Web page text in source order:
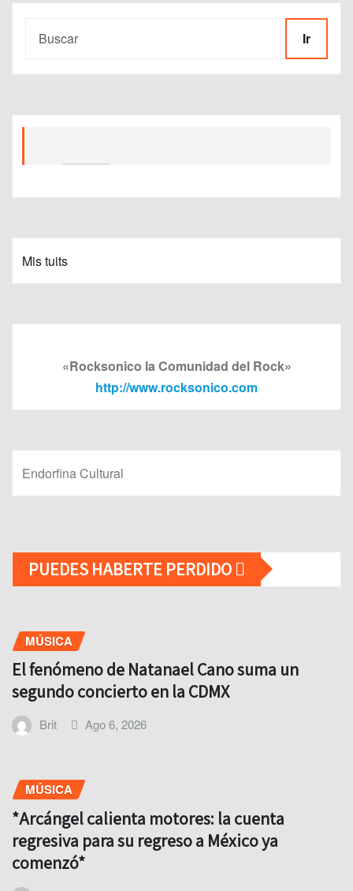
Ir
Mis tuits
«Rocksonico la Comunidad del Rock»
http://www.rocksonico.com
Endorfina Cultural
PUEDES HABERTE PERDIDO
MÚSICA
El fenómeno de Natanael Cano suma un
segundo concierto en la CDMX
Brit Ago 6, 2026
MÚSICA
*Arcángel calienta motores: la cuenta
regresiva para su regreso a México ya
comenzó*